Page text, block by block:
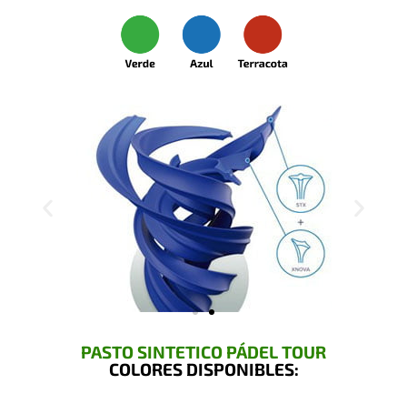
PASTO SINTETICO PÁDEL TOUR
COLORES DISPONIBLES: